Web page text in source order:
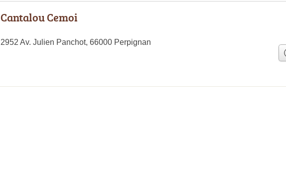
Cantalou Cemoi
2952 Av. Julien Panchot, 66000 Perpignan